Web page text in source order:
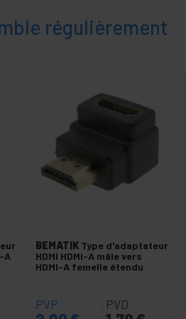
3G-SDI
régulièrement
A
BEMATIK Type d'adaptateur
HDMI HDMI-A mâle vers
HDMI-A femelle étendu
PVP PVD